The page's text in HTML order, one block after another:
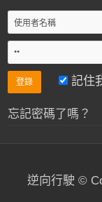
記住
忘記密碼了嗎？
逆向行駛 ©